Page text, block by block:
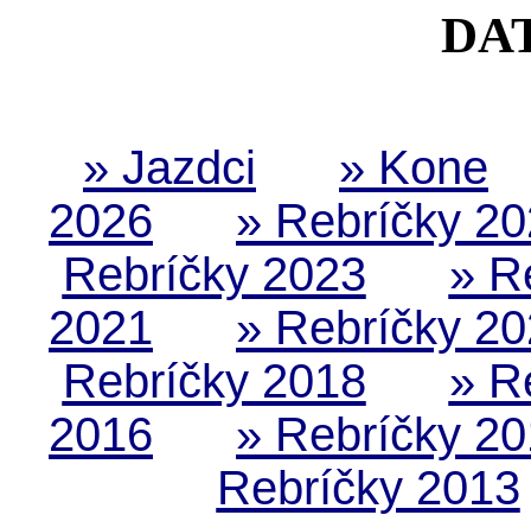
» Jazdci
» Kone
2026
» Rebríčky
Rebríčky 2023
»
2021
» Rebríčky
Rebríčky 2018
»
2016
» Rebríčky
Rebríčky 2013